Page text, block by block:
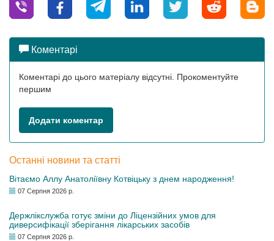
Коментарі
Коментарі до цього матеріалу відсутні. Прокоментуйте
першим
Додати коментар
Останні новини та статті
Вітаємо Аллу Анатоліївну Котвіцьку з днем народження!
07 Серпня 2026 р.
Держлікслужба готує зміни до Ліцензійних умов для
диверсифікації зберігання лікарських засобів
07 Серпня 2026 р.